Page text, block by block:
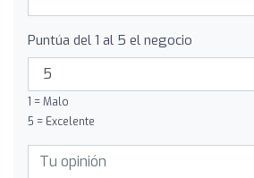
Puntúa del 1 al 5 el negocio
1 = Malo
5 = Excelente